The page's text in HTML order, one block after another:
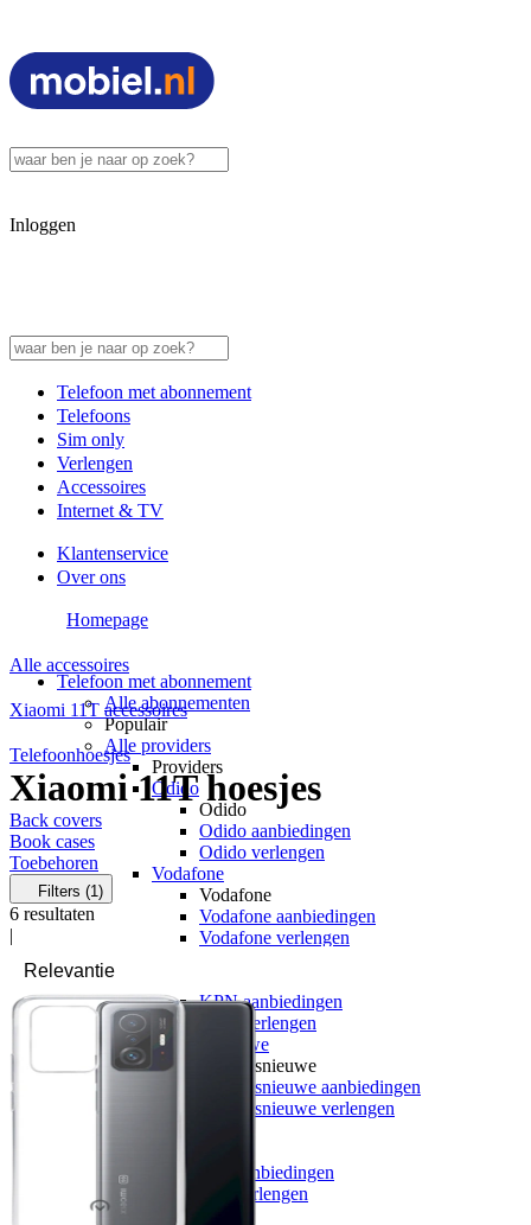
Inloggen
Telefoon met abonnement
Telefoons
Sim only
Verlengen
Accessoires
Internet & TV
Klantenservice
Over ons
Telefoon met abonnement
Alle abonnementen
Populair
Alle providers
Providers
Odido
Odido
Odido aanbiedingen
Odido verlengen
Vodafone
Vodafone
Vodafone aanbiedingen
Vodafone verlengen
KPN aanbiedingen
KPN verlengen
hollandsnieuwe
hollandsnieuwe
hollandsnieuwe aanbiedingen
hollandsnieuwe verlengen
Ben aanbiedingen
Ben verlengen
Homepage
Alle accessoires
Xiaomi 11T accessoires
Telefoonhoesjes
Xiaomi 11T hoesjes
Back covers
Book cases
Toebehoren
Filters (1)
6 resultaten
|